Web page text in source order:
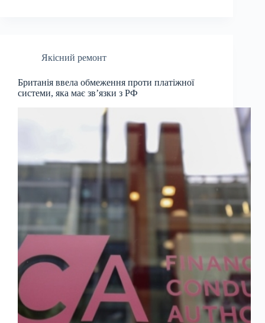
Якісний ремонт
Британія ввела обмеження проти платіжної
системи, яка має зв’язки з РФ